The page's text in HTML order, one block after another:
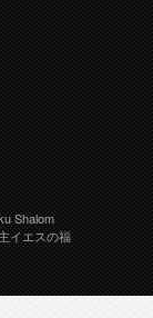
Shalom
イエスの福